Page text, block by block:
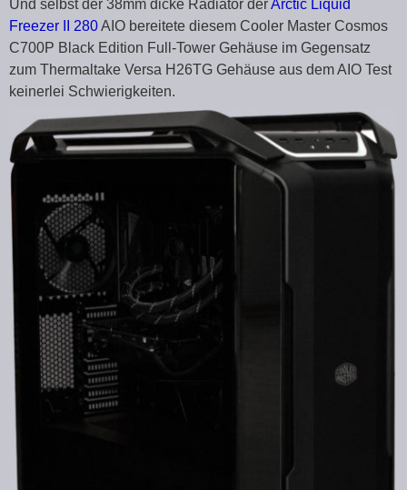
Und selbst der 38mm dicke Radiator derArctic Liquid
Freezer II 280AIO bereitete diesem Cooler Master Cosmos
C700P Black Edition Full-Tower Gehäuse im Gegensatz
zum Thermaltake Versa H26TG Gehäuse aus dem AIO Test
keinerlei Schwierigkeiten.